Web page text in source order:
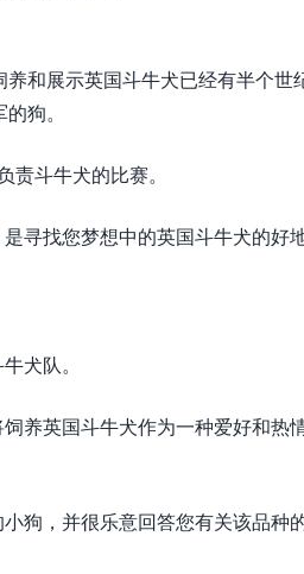
和展示英国斗牛犬已经有半个世
狗。
斗牛犬的比赛。
寻找您梦想中的英国斗牛犬的好
犬队。
养英国斗牛犬作为一种爱好和热
狗，并很乐意回答您有关该品种